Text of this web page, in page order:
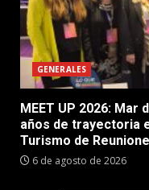
GENERALES
MEET UP 2026: Mar
años de trayectoria
Turismo de
6 de agosto de 2026